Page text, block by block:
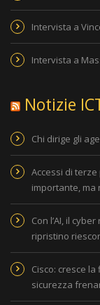
Intervista a
Intervista a
Notizie
Chi dirige gli
Accessi di
importante, ma
Con l’AI, il
ripristino
Cisco: cresce
sicurezza